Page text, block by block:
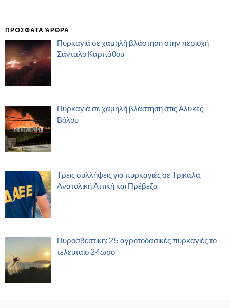
ΠΡΌΣΦΑΤΑ ΆΡΘΡΑ
Πυρκαγιά σε χαμηλή βλάστηση στην περιοχή
Σάνταλο Καρπάθου
Πυρκαγιά σε χαμηλή βλάστηση στις Αλυκές
Βόλου
Τρεις συλλήψεις για πυρκαγιές σε Τρίκαλα,
Ανατολική Αττική και Πρέβεζα
Πυροσβεστική: 25 αγροτοδασικές πυρκαγιές το
τελευταίο 24ωρο